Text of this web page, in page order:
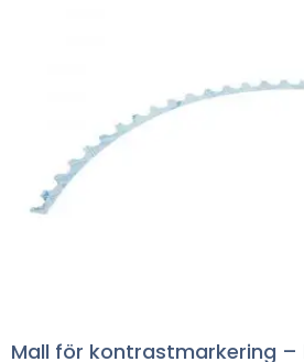
Mall för kontrastmarkering –